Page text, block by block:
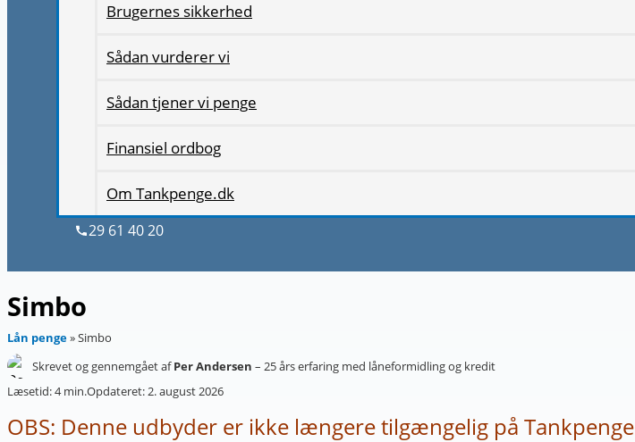
Brugernes sikkerhed
Sådan vurderer vi
Sådan tjener vi penge
Finansiel ordbog
Om Tankpenge.dk
29 61 40 20
Simbo
Lån penge»Simbo
Skrevet og gennemgået afPer Andersen – 25 års erfaring med låneformidling og kredit
Læsetid: 4 min.Opdateret: 2. august 2026
OBS: Denne udbyder er ikke længere tilgængelig på Tankpenge